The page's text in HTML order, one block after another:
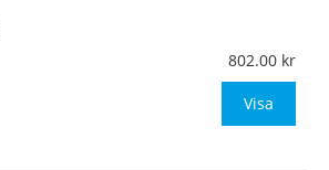
0,7mm (väggmontage)
(eller annat mått upp till 0,07m²)
802.00
Visa